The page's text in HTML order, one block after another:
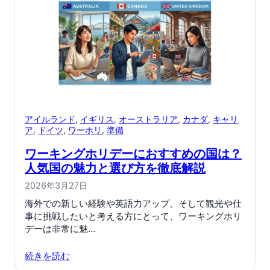
アイルランド, イギリス, オーストラリア, カナダ, キャリ
ア, ドイツ, ワーホリ , 準備
ワーキングホリデーにおすすめの国は？
人気国の魅力と選び方を徹底解説
2026年3月27日
海外での新しい経験や英語力アップ、そして観光や仕
事に挑戦したいと考える方にとって、ワーキングホリ
デーは非常に魅…
続きを読む